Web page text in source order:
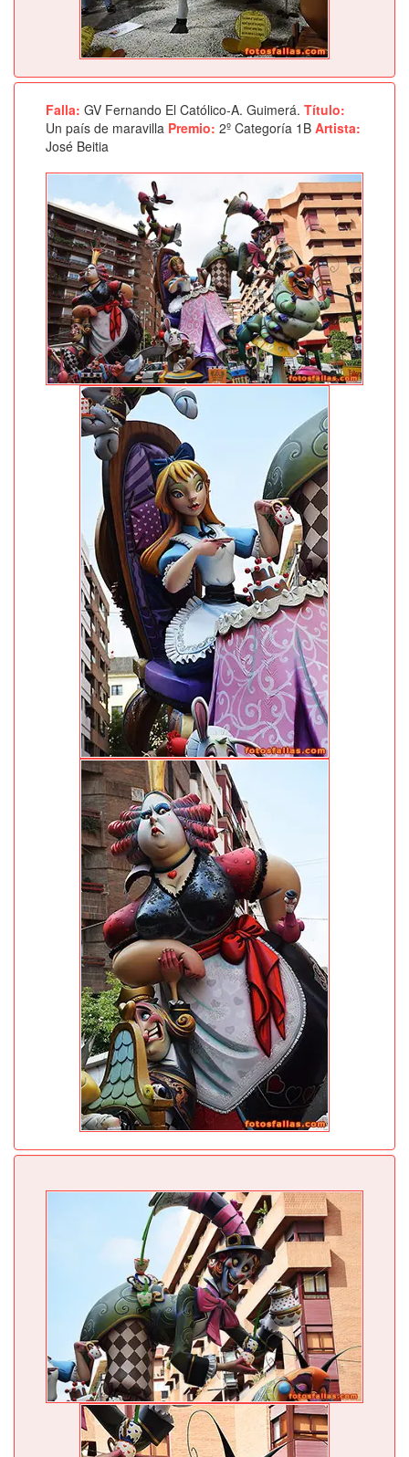
Falla: GV Fernando El Católico-A. Guimerá. Título:
Un país de maravilla Premio: 2º Categoría 1B Artista:
José Beitia